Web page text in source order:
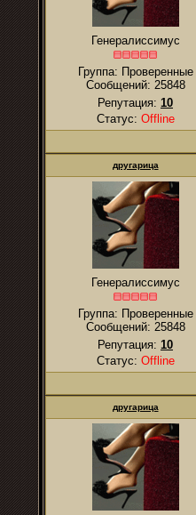
Генералиссимус
Группа: Проверенные
Сообщений: 25848
Репутация: 10
Статус: Offline
другарица
Генералиссимус
Группа: Проверенные
Сообщений: 25848
Репутация: 10
Статус: Offline
другарица